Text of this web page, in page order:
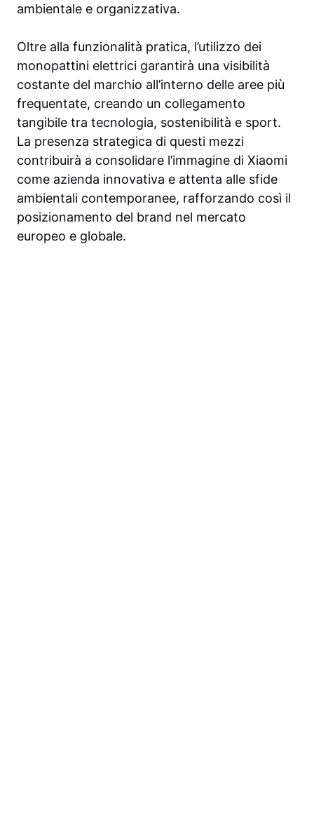
ambientale e organizzativa.
Oltre alla funzionalità pratica, l’utilizzo dei
monopattini elettrici garantirà una visibilità
costante del marchio all’interno delle aree più
frequentate, creando un collegamento
tangibile tra tecnologia, sostenibilità e sport.
La presenza strategica di questi mezzi
contribuirà a consolidare l’immagine di Xiaomi
come azienda innovativa e attenta alle sfide
ambientali contemporanee, rafforzando così il
posizionamento del brand nel mercato
europeo e globale.